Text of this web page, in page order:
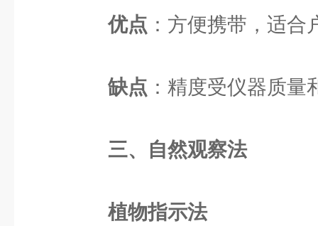
优点 ：方便携带，适合
缺点 ：精度受仪器质量
三、自然观察法
植物指示法